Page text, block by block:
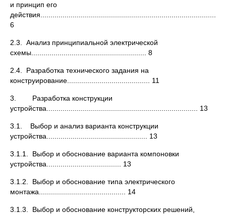
и принцип его
6
2.3. Анализ принципиальной электрической
схемы......................................................... 8
2.4. Разработка технического задания на
конструирование......................................... 11
3. Разработка конструкции
устройства........................................................................... 13
3.1. Выбор и анализ варианта конструкции
устройства.................................................. 13
3.1.1. Выбор и обоснование варианта компоновки
устройства..................................... 13
3.1.2. Выбор и обоснование типа электрического
монтажа........................................... 14
3.1.3. Выбор и обоснование конструкторских решений,